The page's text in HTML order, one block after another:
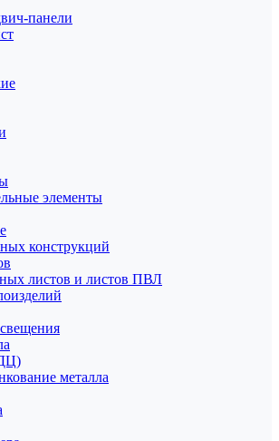
панели
элементы
конструкций
листов и листов ПВЛ
металла